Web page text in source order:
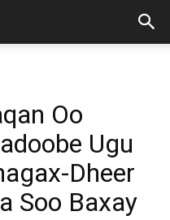
Oo
Ugu
Dheer
Soo Baxay